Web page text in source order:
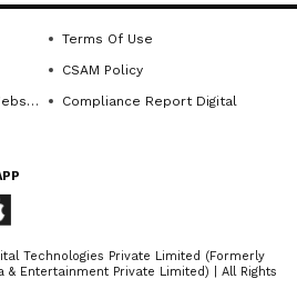
ಇಲಾಖೆಯ
ಆತ್ಮಾವಲೋಕನ ಮಾಡಿಕೊಂಡು
ಪ್ರಯತ್ನಿಸಬೇಕು ಎಂದು
ವೇತನ, ಅಂಗವಿಕಲ ವೇತನ,
ಕಚೇರಿಗಳಿಗೆ ಅಲೆದಾಡುವ
ಕಂದಾಯ ಇಲಾಖೆಯ ಎಲ್ಲ
ಸಕಾಲದಲ್ಲಿ ಅರ್ಹರಿಗೆ
ಕ್ರಮವಹಿಸಬೇಕು ಎಂದು
Terms Of Use
CSAM Policy
Compliance Report Digital
Technologies Private Limited (Formerly
& Entertainment Private Limited) | All Rights